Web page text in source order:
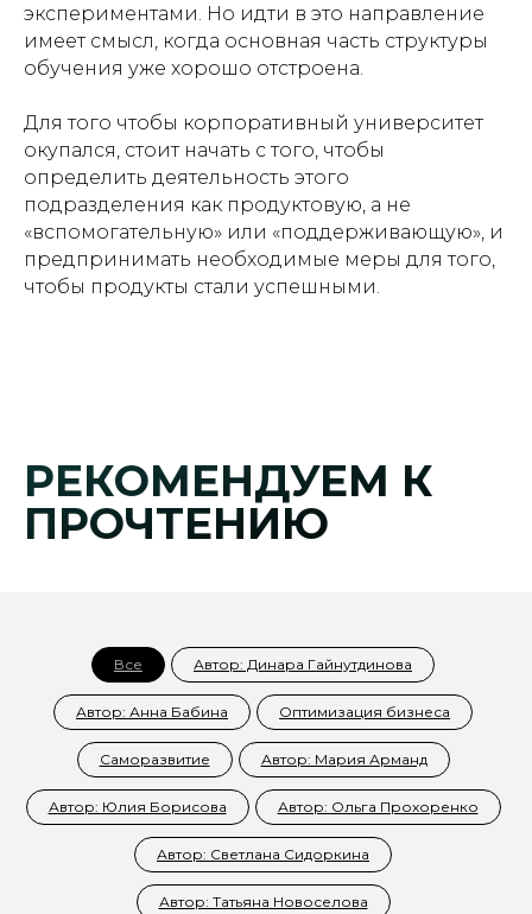
экспериментами. Но идти в это направление
имеет смысл, когда основная часть структуры
обучения уже хорошо отстроена.
Для того чтобы корпоративный университет
окупался, стоит начать с того, чтобы
определить деятельность этого
подразделения как продуктовую, а не
«вспомогательную» или «поддерживающую», и
предпринимать необходимые меры для того,
чтобы продукты стали успешными.
РЕКОМЕНДУЕМ К
ПРОЧТЕНИЮ
Все Автор: Динара Гайнутдинова
Автор: Анна Бабина Оптимизация бизнеса
Саморазвитие Автор: Мария Арманд
Автор: Юлия Борисова Автор: Ольга Прохоренко
Автор: Светлана Сидоркина
Автор: Татьяна Новоселова